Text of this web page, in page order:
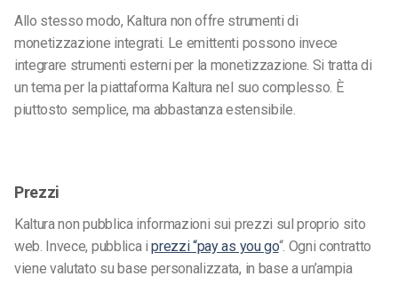
Allo stesso modo, Kaltura non offre strumenti di
monetizzazione integrati. Le emittenti possono invece
integrare strumenti esterni per la monetizzazione. Si tratta di
un tema per la piattaforma Kaltura nel suo complesso. È
piuttosto semplice, ma abbastanza estensibile.
Prezzi
Kaltura non pubblica informazioni sui prezzi sul proprio sito
web. Invece, pubblica iprezzi “pay as you go“. Ogni contratto
viene valutato su base personalizzata, in base a un’ampia